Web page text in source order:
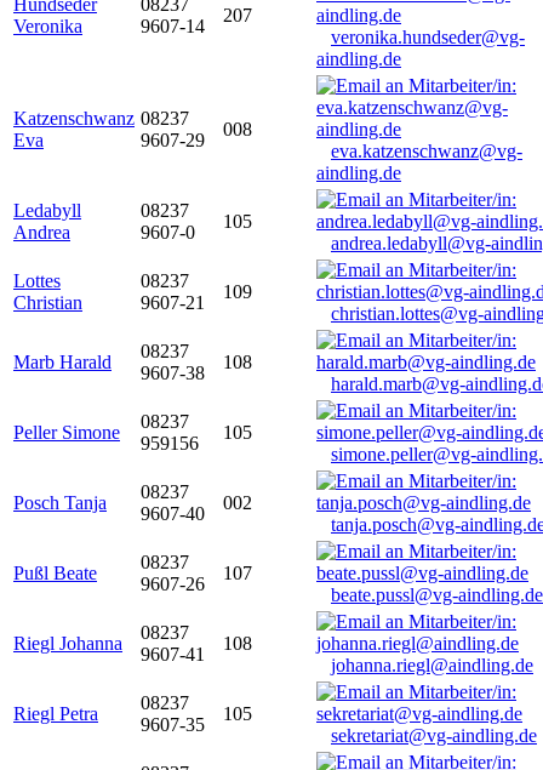
Hundseder
Veronika
08237
9607-14
207
veronika.hundseder@vg-
aindling.de
Katzenschwanz
Eva
08237
9607-29
008
eva.katzenschwanz@vg-
aindling.de
Ledabyll
Andrea
08237
9607-0
105
andrea.ledabyll@vg-
Lottes
Christian
08237
9607-21
109
christian.lottes@vg-
Marb Harald
08237
9607-38
108
harald.marb@vg-
Peller Simone
08237
959156
105
simone.peller@vg-
Posch Tanja
08237
9607-40
002
tanja.posch@vg-
Pußl Beate
08237
9607-26
107
beate.pussl@vg-aindling.de
Riegl Johanna
08237
9607-41
108
johanna.riegl@aindling.de
Riegl Petra
08237
9607-35
105
sekretariat@vg-aindling.de